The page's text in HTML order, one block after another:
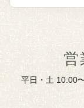
営
平日・土 10:00